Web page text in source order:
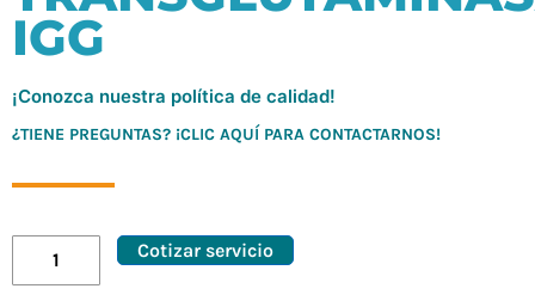
IGG
¡Conozca nuestra política de calidad!
¿TIENE PREGUNTAS? ¡CLIC AQUÍ PARA CONTACTARNOS!
Cotizar servicio